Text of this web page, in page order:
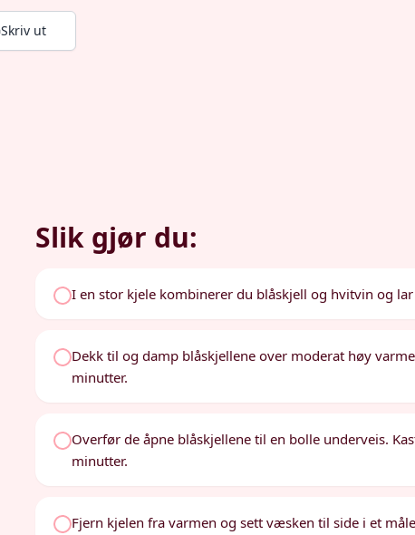
Skriv ut
Slik gjør du:
I en stor kjele kombinerer du blåskjell og hvitvin og
Dekk til og damp blåskjellene over moderat høy
minutter.
Overfør de åpne blåskjellene til en bolle underveis.
minutter.
Fjern kjelen fra varmen og sett væsken til side i et